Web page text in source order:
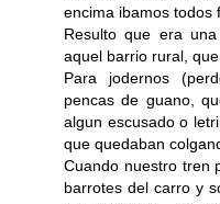
encima ibamos todos
Resulto que era
aquel barrio rural,
Para jodernos
pencas de guano,
algun escusado o
que quedaban
Cuando nuestro tren
barrotes del carro y